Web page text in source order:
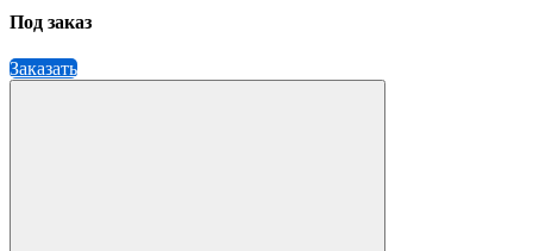
Под заказ
Заказать